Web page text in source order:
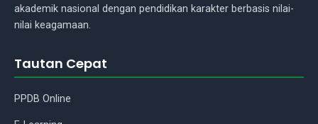
akademik nasional dengan pendidikan karakter berbasis nilai-
nilai keagamaan.
Tautan Cepat
PPDB Online